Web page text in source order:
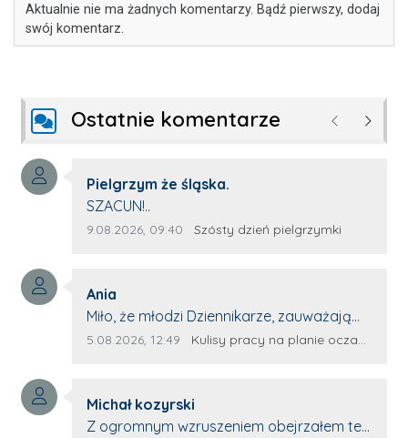
Aktualnie nie ma żadnych komentarzy. Bądź pierwszy, dodaj
swój komentarz.
Ostatnie komentarze Poprzednie
Autor komentarza:
Pielgrzym że śląska.
Treść komentarza:
SZACUN!..
Data dodania komentarza:
9.08.2026, 09:40 Źródło komentarza:
Szósty dzień pielgrzymki
Autor komentarza:
Ania
Treść komentarza:
Miło, że młodzi Dziennikarze, zauważają
młode talenty, które dopiero wkraczają
z nim wywiad, który przeprowadzi Pan
Artur.
Data dodania komentarza:
5.08.2026, 12:49 Źródło komentarza:
Kulisy pracy na planie oczami młodego filmowca
Autor komentarza:
Michał kozyrski
Treść komentarza:
Z ogromnym wzruszeniem obejrzałem ten